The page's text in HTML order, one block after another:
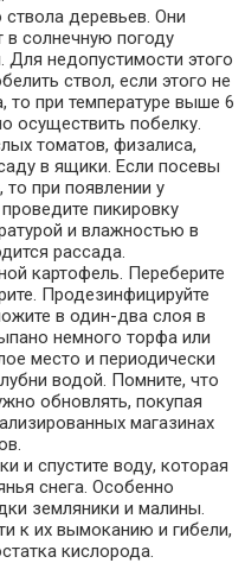
деревьев. Они
в солнечную погоду
недопустимости этого
ствол, если этого не
то при температуре выше 6
осуществить побелку.
томатов, физалиса,
в ящики. Если посевы
при появлении у
пикировку
и влажностью в
рассада.
картофель. Переберите
Продезинфицируйте
в один-два слоя в
немного торфа или
место и периодически
водой. Помните, что
обновлять, покупая
магазинах
и спустите воду, которая
снега. Особенно
земляники и малины.
к их вымоканию и гибели,
кислорода.